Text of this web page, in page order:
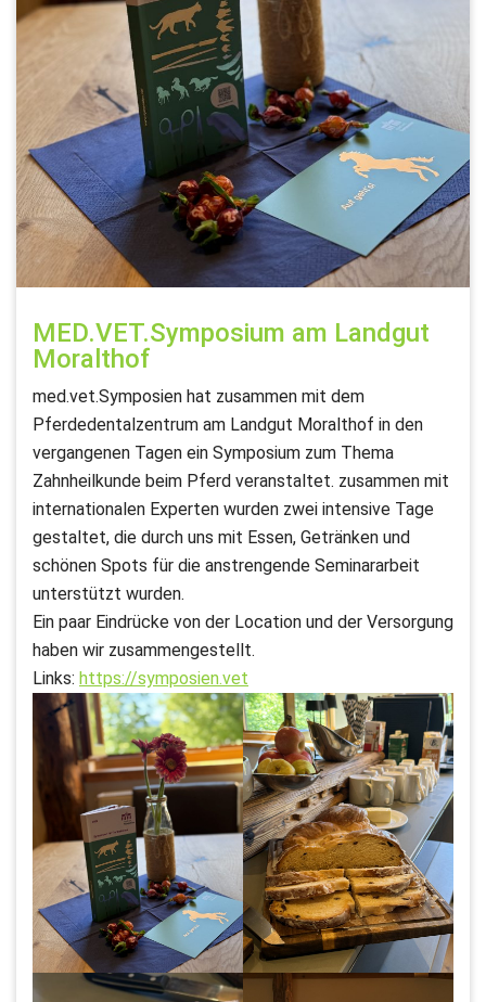
MED.VET.Symposium am Landgut
Moralthof
med.vet.Symposien hat zusammen mit dem
Pferdedentalzentrum am Landgut Moralthof in den
vergangenen Tagen ein Symposium zum Thema
Zahnheilkunde beim Pferd veranstaltet. zusammen mit
internationalen Experten wurden zwei intensive Tage
gestaltet, die durch uns mit Essen, Getränken und
schönen Spots für die anstrengende Seminararbeit
unterstützt wurden.
Ein paar Eindrücke von der Location und der Versorgung
haben wir zusammengestellt.
Links: https://symposien.vet